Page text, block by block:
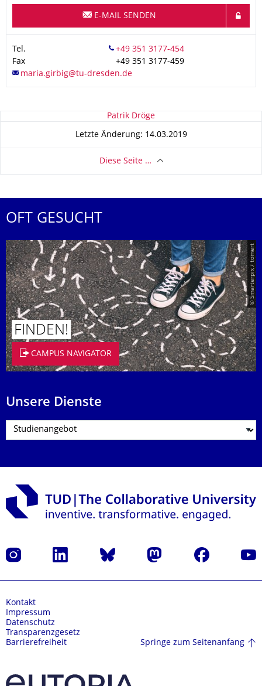
E-MAIL SENDEN
Tel.
Fax
+49 351 3177-459
Zu dieser Seite Patrik Dröge
Letzte Änderung: 14.03.2019
Diese Seite …
OFT GESUCHT
© Smarterpix / tomert
FINDEN!
CAMPUS NAVIGATOR
Unsere Dienste
Instagram LinkedIn Bluesky Mastodon Facebook
Kontakt
Impressum
Datenschutz
Transparenzgesetz
Barrierefreiheit
Springe zum Seitenanfang